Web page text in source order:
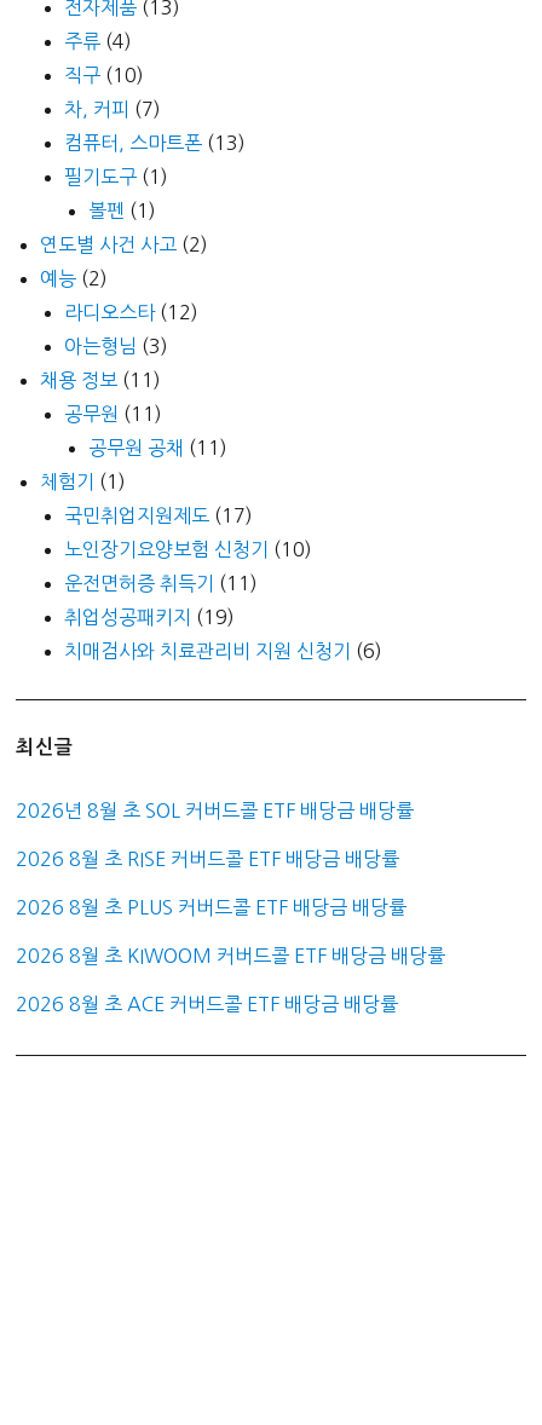
전자제품 (13)
주류 (4)
직구 (10)
차, 커피 (7)
컴퓨터, 스마트폰 (13)
필기도구 (1)
볼펜 (1)
연도별 사건 사고 (2)
예능 (2)
라디오스타(12)
아는형님 (3)
채용 정보 (11)
공무원 (11)
공무원 공채 (11)
체험기
(1)
국민취업지원제도 (17)
노인장기요양보험 신청기
(10)
운전면허증 취득기
(11)
취업성공패키지
(19)
치매검사와 치료관리비 지원 신청기
(6)
최신글
2026년 8월 초 SOL 커버드콜 ETF 배당금 배당률
2026 8월 초 RISE 커버드콜 ETF 배당금 배당률
2026 8월 초 PLUS 커버드콜 ETF 배당금 배당률
2026 8월 초 KIWOOM 커버드콜 ETF 배당금 배당률
2026 8월 초 ACE 커버드콜 ETF 배당금 배당률